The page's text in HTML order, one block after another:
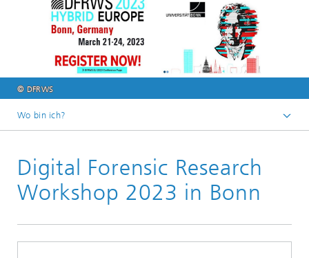
© DFRWS
Wo bin ich?
Newsroom
Presse
Digital Forensic Research
Workshop 2023 in Bonn